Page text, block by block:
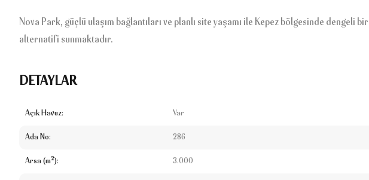
Nova Park, güçlü ulaşım bağlantıları ve planlı site yaşamı ile Kepez bölgesinde dengeli
alternatifi sunmaktadır.
DETAYLAR
Açık Havuz: Var
Ada No: 286
Arsa (m²): 3.000